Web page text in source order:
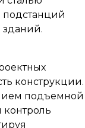
подстанций
зданий.
конструкции.
подъемной
контроль